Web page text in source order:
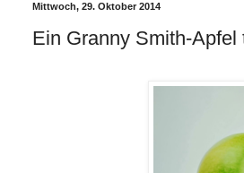
Mittwoch, 29. Oktober 2014
Ein Granny Smith-